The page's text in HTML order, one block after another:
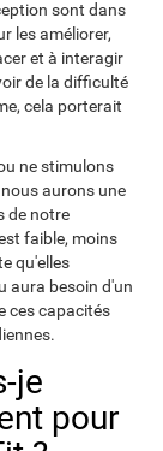
sont dans
les améliorer,
et à interagir
de la difficulté
cela porterait
ne stimulons
aurons une
de notre
faible, moins
qu'elles
aura besoin d'un
ces capacités
je
pour